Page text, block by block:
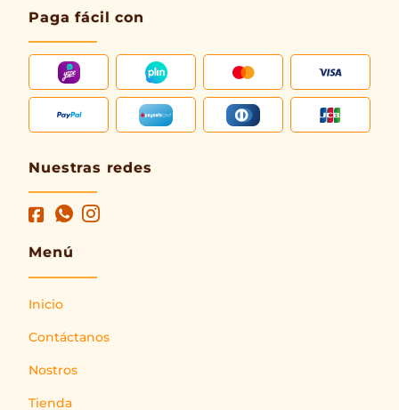
Paga fácil con
Nuestras redes
Menú
Inicio
Contáctanos
Nostros
Tienda